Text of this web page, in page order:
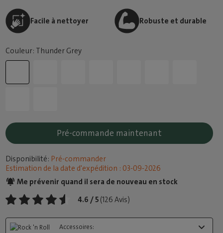
Facile à nettoyer Robuste et durable
Couleur: Thunder Grey
Pré-commande maintenant
Disponibilité: Pré-commander
Estimation de la date d'expédition : 03-09-2026
Me prévenir quand il sera de nouveau en stock
4.6 / 5 (126 Avis)
Accessoires: